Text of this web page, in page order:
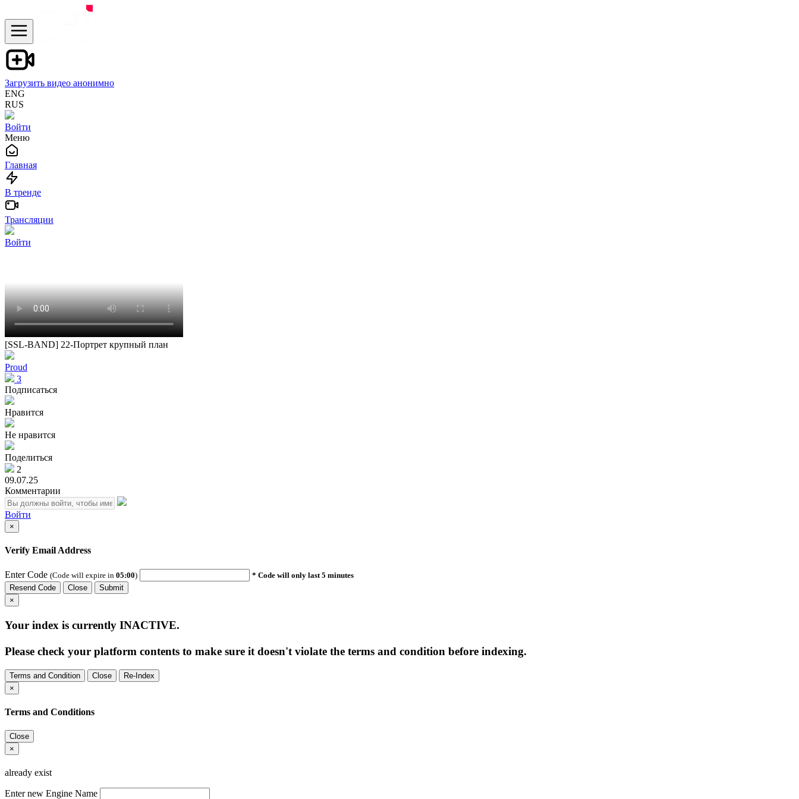
Загрузить видео анонимно
ENG
RUS
Войти
Меню
Главная
В тренде
Трансляции
Войти
[SSL-BAND] 22-Портрет крупный план
Proud
3
Подписаться
Нравится
Не нравится
Поделиться
2
09.07.25
Комментарии
Войти
×
Verify Email Address
Enter Code (Code will expire in 05:00)
* Code will only last 5 minutes
Resend Code
Close
Submit
×
Your index is currently INACTIVE.
Please check your platform contents to make sure it doesn't violate the terms and condition before indexing.
Terms and Condition Close
Re-Index
×
Terms and Conditions
Close
×
already exist
Enter new Engine Name